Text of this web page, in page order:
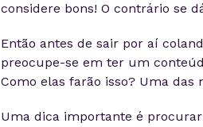
considere bons! O contrário se
Então antes de sair por aí
preocupe-se em ter um
Como elas farão isso? Uma das
Uma dica importante é